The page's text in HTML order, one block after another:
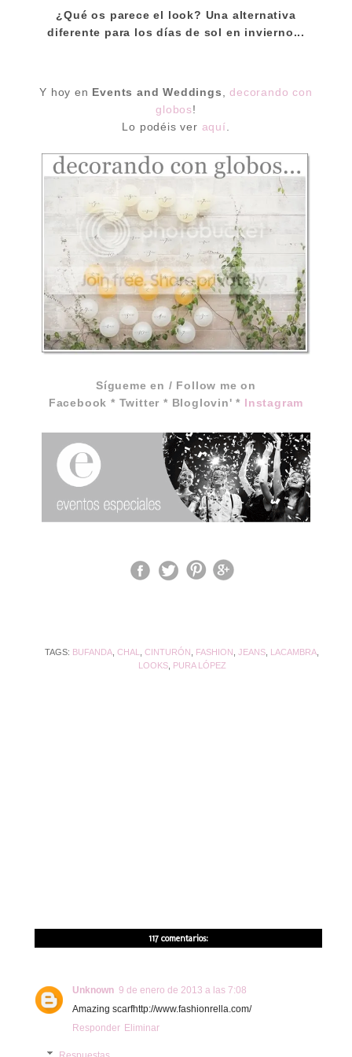
¿Qué os parece el look? Una alternativa
diferente para los días de sol en invierno...
Y hoy en Events and Weddings ,decorando con
globos!
Lo podéis ver aquí
Sígueme en / Follow me on
Facebook * Twitter * Bloglovin'* Instagram
TAGS: BUFANDA ,CHAL ,CINTURÓN FASHION ,JEANS LACAMBRA
LOOKS, PURA LÓPEZ
117 comentarios:
Unknown 9 de enero de 2013 a las 7:08
Amazing scarfhttp://www.fashionrella.com/
Responder Eliminar